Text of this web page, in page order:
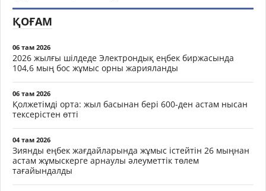
ҚОҒАМ
06 там 2026
2026 жылғы шілдеде Электрондық еңбек биржасында
104,6 мың бос жұмыс орны жарияланды
06 там 2026
Қолжетімді орта: жыл басынан бері 600-ден астам нысан
тексерістен өтті
04 там 2026
Зиянды еңбек жағдайларында жұмыс істейтін 26 мыңнан
астам жұмыскерге арнаулы әлеуметтік төлем
тағайындалды